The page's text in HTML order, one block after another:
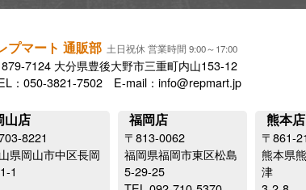
プマート 通販部 土日祝休 営業時間 9:00～17:00
7124 大分県豊後大野市三重町内山153-12
：050-3821-7502 E-mail：info@repmart.jp
山店
8221
県岡山市中区長岡
1
福岡店
〒813-0062
福岡県福岡市東区松島
5-29-25
熊本店
〒861-
熊本県
津